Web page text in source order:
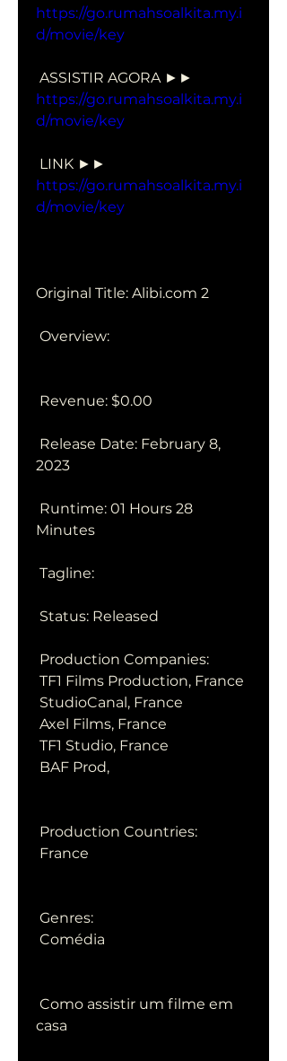
https://go.rumahsoalkita.my.i
d/movie/key
https://go.rumahsoalkita.my.i
d/movie/key
https://go.rumahsoalkita.my.i
d/movie/key
Original Title: Alibi.com 2
Overview:
Revenue: $0.00
2023
Minutes
Tagline:
Status: Released
Production Companies:
TF1 Films Production, France
StudioCanal, France
Axel Films, France
TF1 Studio, France
BAF Prod,
Production Countries:
France
Genres:
Comédia
casa